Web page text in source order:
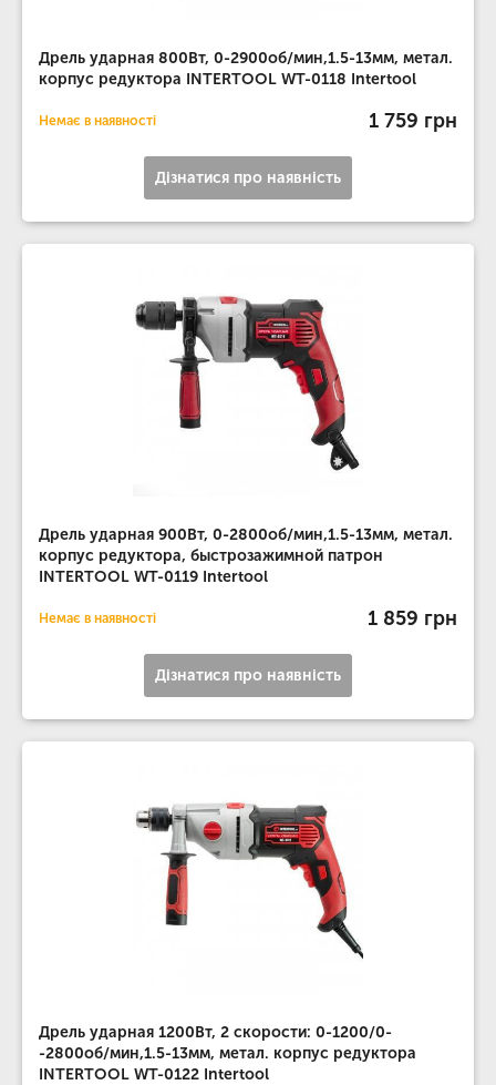
Дрель ударная 800Вт, 0-2900об/мин,1.5-13мм, метал.
корпус редуктора INTERTOOL WT-0118 Intertool
Немає в наявності 1 759 грн
Дізнатися про наявність
Дрель ударная 900Вт, 0-2800об/мин,1.5-13мм, метал.
корпус редуктора, быстрозажимной патрон
INTERTOOL WT-0119 Intertool
Немає в наявності 1 859 грн
Дізнатися про наявність
Дрель ударная 1200Вт, 2 скорости: 0-1200/0-
-2800об/мин,1.5-13мм, метал. корпус редуктора
INTERTOOL WT-0122 Intertool